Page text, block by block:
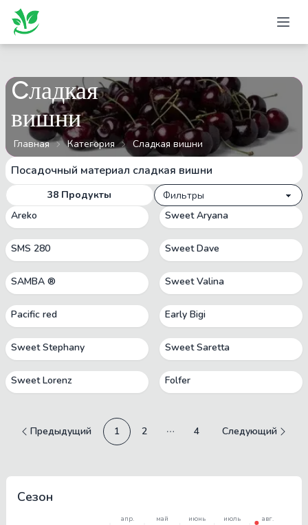
Cладкая
вишни
Главная Категория Cладкая вишни
Посадочный материал cладкая вишни
38 Продукты
Фильтры
Areko
Sweet Aryana
SMS 280 Sweet Dave
SAMBA ® Sweet Valina
Pacific red Early Bigi
Sweet Stephany Sweet Saretta
Sweet Lorenz Folfer
Предыдущий 1 2 More pages
4 Следующий
Сезон
апр. май июнь июль авг.